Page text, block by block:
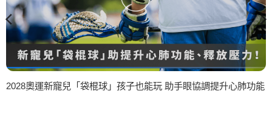
2028奧運新寵兒「袋棍球」孩子也能玩 助手眼協調提升心肺功能